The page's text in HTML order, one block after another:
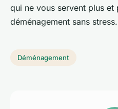
qui ne vous servent plus et
déménagement sans stress.
Déménagement